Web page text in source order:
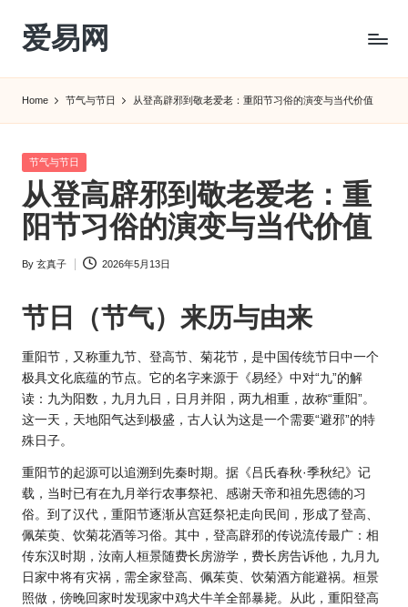
Skip
content
爱易网
转
农
历
阴
历
Home 节气与节日 从登高辟邪到敬老爱老：重阳节习俗的演变与当代价值
Posted
节气与节日
从登高辟邪到敬老爱老：重
阳节习俗的演变与当代价值
Posted
By 玄真子 2026年5月13日
节日（节气）来历与由来
重阳节，又称重九节、登高节、菊花节，是中国传统节日中一个
极具文化底蕴的节点。它的名字来源于《易经》中对“九”的解
读：九为阳数，九月九日，日月并阳，两九相重，故称“重阳”。
这一天，天地阳气达到极盛，古人认为这是一个需要“避邪”的特
殊日子。
重阳节的起源可以追溯到先秦时期。据《吕氏春秋·季秋纪》记
载，当时已有在九月举行农事祭祀、感谢天帝和祖先恩德的习
俗。到了汉代，重阳节逐渐从宫廷祭祀走向民间，形成了登高、
佩茱萸、饮菊花酒等习俗。其中，登高辟邪的传说流传最广：相
传东汉时期，汝南人桓景随费长房游学，费长房告诉他，九月九
日家中将有灾祸，需全家登高、佩茱萸、饮菊酒方能避祸。桓景
照做，傍晚回家时发现家中鸡犬牛羊全部暴毙。从此， 重阳登高